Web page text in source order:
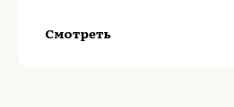
Смотреть